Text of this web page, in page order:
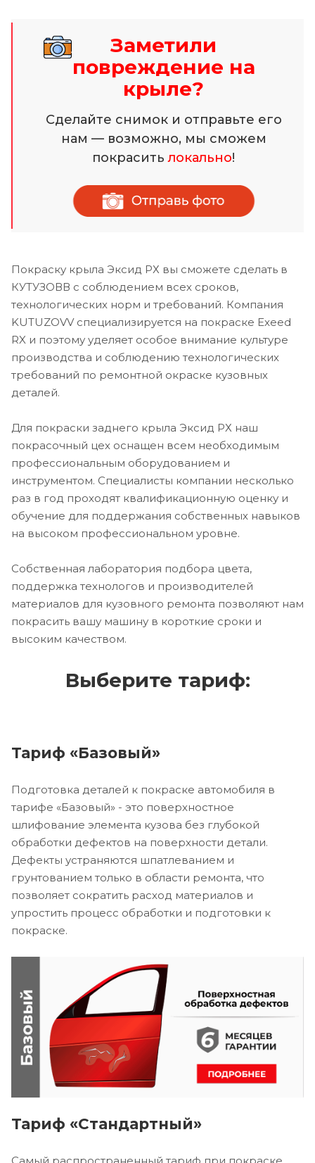
Заметили
повреждение на
крыле?
Сделайте снимок и отправьте его
нам — возможно, мы сможем
покраситьлокально!
Покраску крыла Эксид РХ вы сможете сделать в
КУТУЗОВВ с соблюдением всех сроков,
технологических норм и требований. Компания
KUTUZOVV специализируется на покраске Exeed
RX и поэтому уделяет особое внимание культуре
производства и соблюдению технологических
требований по ремонтной окраске кузовных
деталей.
Для покраски заднего крыла Эксид РХ наш
покрасочный цех оснащен всем необходимым
профессиональным оборудованием и
инструментом. Специалисты компании несколько
раз в год проходят квалификационную оценку и
обучение для поддержания собственных навыков
на высоком профессиональном уровне.
Собственная лаборатория подбора цвета,
поддержка технологов и производителей
материалов для кузовного ремонта позволяют нам
покрасить вашу машину в короткие сроки и
высоким качеством.
Выберите тариф:
Тариф «Базовый»
Подготовка деталей к покраске автомобиля в
тарифе «Базовый» - это поверхностное
шлифование элемента кузова без глубокой
обработки дефектов на поверхности детали.
Дефекты устраняются шпатлеванием и
грунтованием только в области ремонта, что
позволяет сократить расход материалов и
упростить процесс обработки и подготовки к
покраске.
Тариф «Стандартный»